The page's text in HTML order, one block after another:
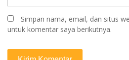
Simpan nama, email, dan situs
untuk komentar saya berikutnya.